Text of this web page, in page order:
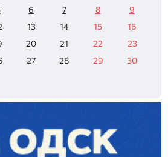
6 7 8
9
13 14 15
16
20 21 22
23
27 28 29
30